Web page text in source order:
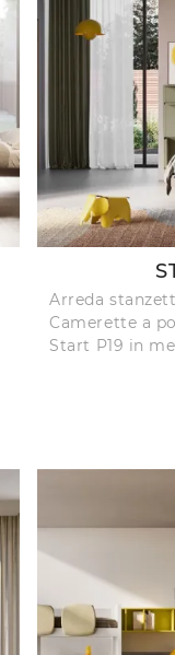
Arreda
Camerette a
Start P19 in